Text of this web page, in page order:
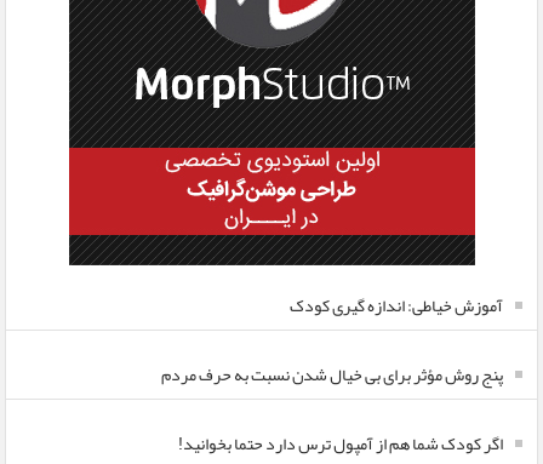
آموزش خیاطی: اندازه گیری کودک
پنج روش مؤثر برای بی خیال شدن نسبت به حرف مردم
اگر کودک شما هم از آمپول ترس دارد حتما بخوانید!